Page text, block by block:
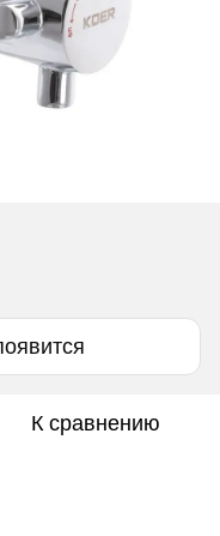
К сравнению